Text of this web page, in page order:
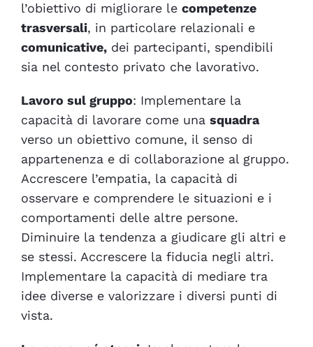
l’obiettivo di migliorare le competenze
trasversali, in particolare relazionali e
comunicative,dei partecipanti, spendibili
sia nel contesto privato che lavorativo.
Lavoro sul gruppo: Implementare la
capacità di lavorare come una squadra
verso un obiettivo comune, il senso di
appartenenza e di collaborazione al gruppo.
Accrescere l’empatia, la capacità di
osservare e comprendere le situazioni e i
comportamenti delle altre persone.
Diminuire la tendenza a giudicare gli altri e
se stessi. Accrescere la fiducia negli altri.
Implementare la capacità di mediare tra
idee diverse e valorizzare i diversi punti di
vista.